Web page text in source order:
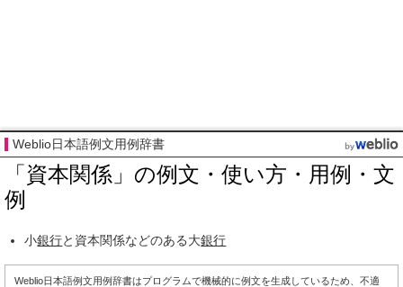
Weblio日本語例文用例辞書
「資本関係」の例文・使い方・用例・文
例
小銀行と資本関係などのある大銀行
Weblio日本語例文用例辞書はプログラムで機械的に例文を生成しているため、不適